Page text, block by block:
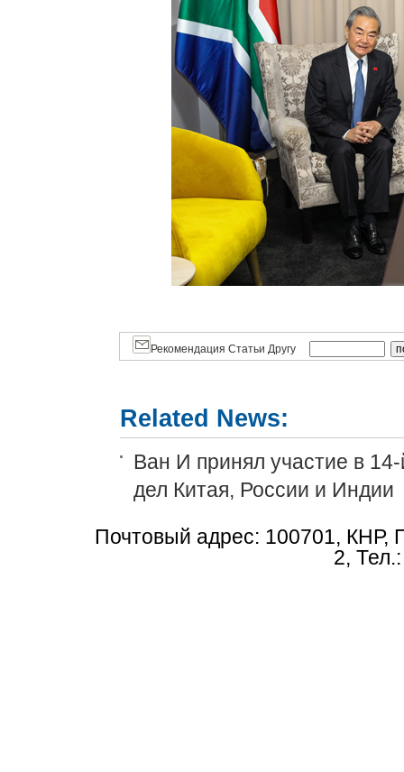
Рекомендация Статьи Другу
Related News:
Ван И принял участие в
дел Китая, России и Индии
Почтовый адрес: 100701, КНР,
2,